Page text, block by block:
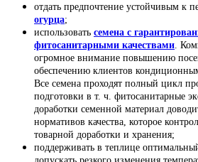
отдать предпочтение устойчивым к
огурца;
использовать семена с
фитосанитарными качествами.
огромное внимание повышению
обеспечению клиентов
Все семена проходят полный цикл
подготовки в т. ч. фитосанитарные
доработки семенной материал
нормативов качества, которое
товарной доработки и хранения;
поддерживать в теплице